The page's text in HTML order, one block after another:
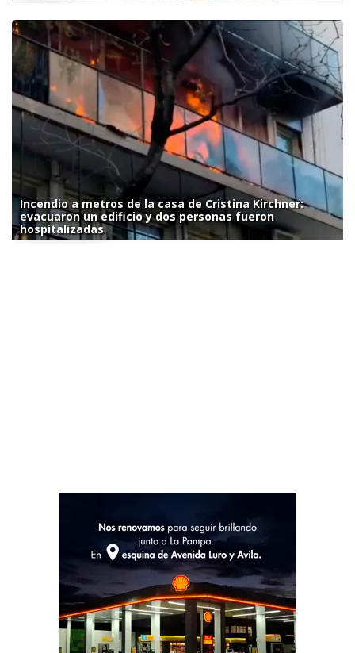
Incendio a metros de la casa de Cristina Kirchner:
evacuaron un edificio y dos personas fueron
hospitalizadas